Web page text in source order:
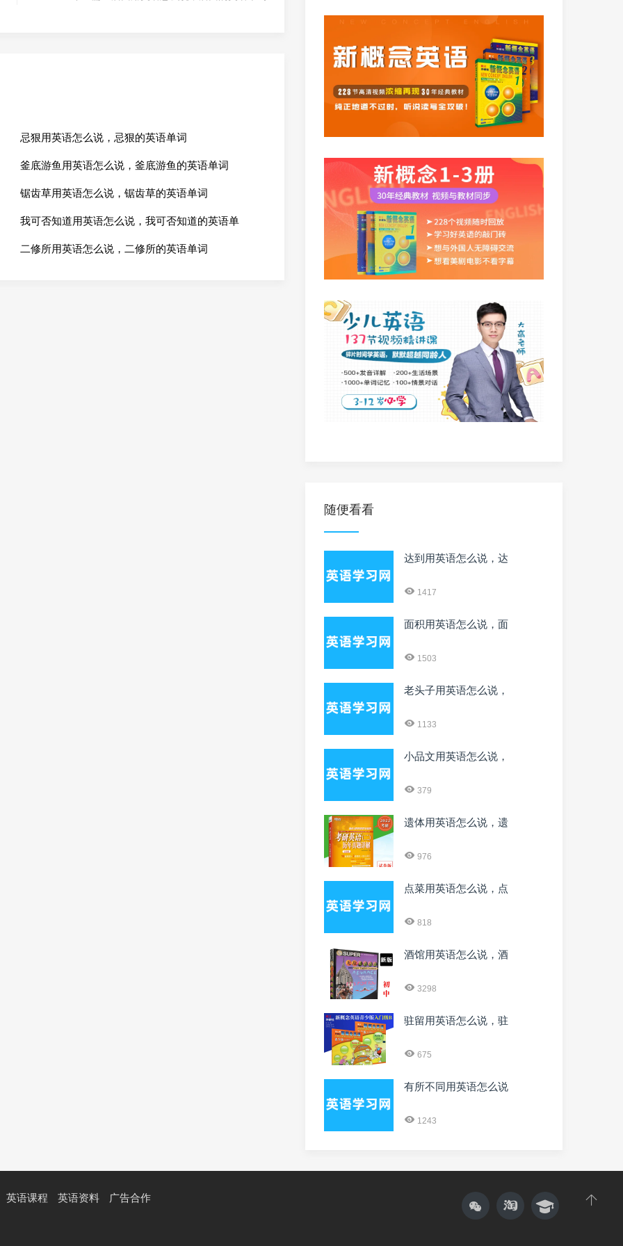
忌狠用英语怎么说，忌狠的英语单词
釜底游鱼用英语怎么说，釜底游鱼的英语单词
锯齿草用英语怎么说，锯齿草的英语单词
我可否知道用英语怎么说，我可否知道的英语单
二修所用英语怎么说，二修所的英语单词
随便看看
达到用英语怎么说，达
1417
面积用英语怎么说，面
1503
老头子用英语怎么说，
1133
小品文用英语怎么说，
379
遗体用英语怎么说，遗
976
点菜用英语怎么说，点
818
酒馆用英语怎么说，酒
3298
驻留用英语怎么说，驻
675
有所不同用英语怎么说
1243
英语课程 英语资料 广告合作